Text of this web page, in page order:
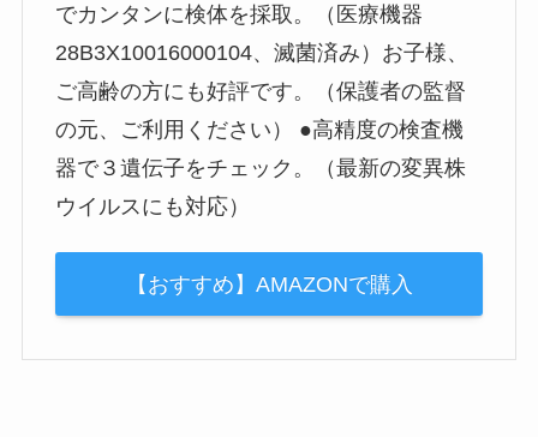
でカンタンに検体を採取。（医療機器
28B3X10016000104、滅菌済み）お子様、
ご高齢の方にも好評です。（保護者の監督
の元、ご利用ください） ●高精度の検査機
器で３遺伝子をチェック。（最新の変異株
ウイルスにも対応）
【おすすめ】AMAZONで購入